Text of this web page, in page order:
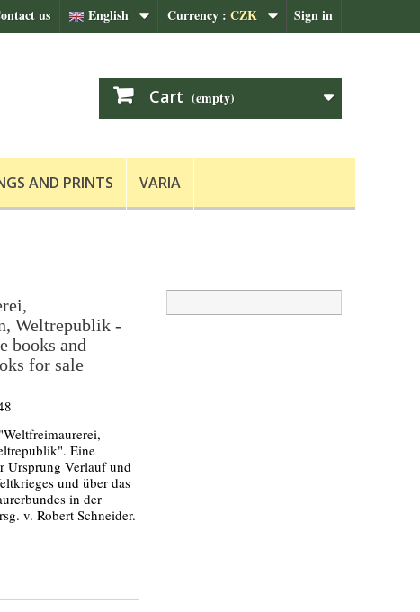
Sign in
Currency : CZK
English
us
Cart (empty)
AND PRINTS VARIA
Weltrepublik -
books and
for sale
Eine
Ursprung Verlauf und
und über das
in der
v. Robert Schneider.